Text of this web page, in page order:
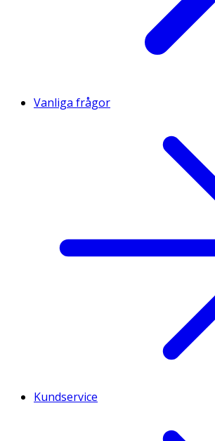
Vanliga frågor
Kundservice